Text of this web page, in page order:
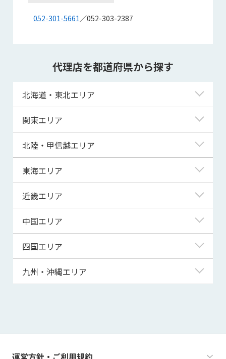
052-301-5661／052-303-2387
代理店を都道府県から探す
北海道・東北エリア
北海道
青森県
宮城県
秋田県
山形県
関東エリア
東京都
神奈川県
埼玉県
千葉県
茨城県
群馬県
北陸・甲信越エリア
新潟県
富山県
福井県
山梨県
長野県
東海エリア
岐阜県
静岡県
三重県
近畿エリア
滋賀県
京都府
大阪府
兵庫県
和歌山県
中国エリア
鳥取県
島根県
山口県
四国エリア
徳島県
高知県
九州・沖縄エリア
運営方針・ご利用規約